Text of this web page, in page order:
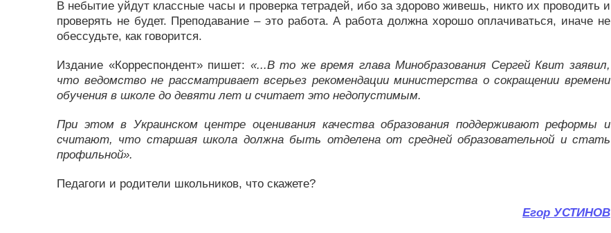
В небытие уйдут классные часы и проверка тетрадей, ибо за здорово живешь, никто их проводить и
проверять не будет. Преподавание – это работа. А работа должна хорошо оплачиваться, иначе не
обессудьте, как говорится.
Издание «Корреспондент» пишет: «...В то же время глава Минобразования Сергей Квит заявил,
что ведомство не рассматривает всерьез рекомендации министерства о сокращении времени
обучения в школе до девяти лет и считает это недопустимым.
При этом в Украинском центре оценивания качества образования поддерживают реформы и
считают, что старшая школа должна быть отделена от средней образовательной и стать
профильной».
Педагоги и родители школьников, что скажете?
Егор УСТИНОВ